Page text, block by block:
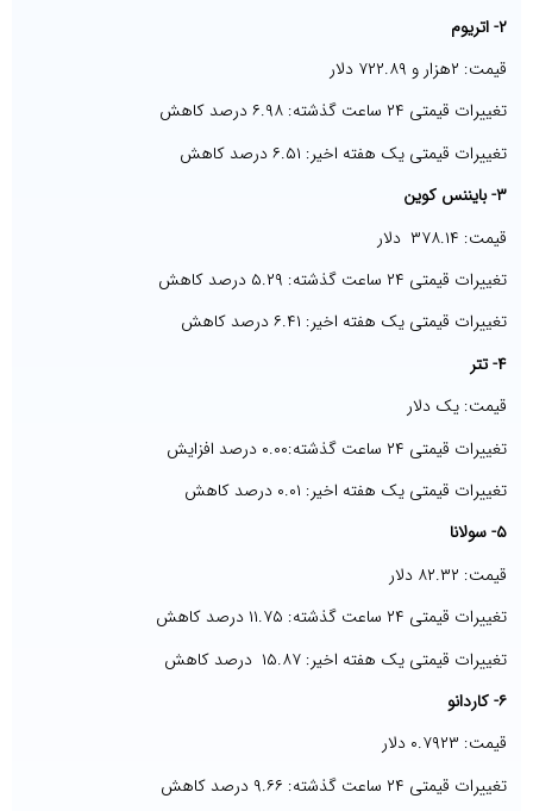
۲- اتریوم
قیمت: ۲هزار و ۷۲۲.۸۹ دلار
تغییرات قیمتی ۲۴ ساعت گذشته: ۶.۹۸ درصد کاهش
تغییرات قیمتی یک هفته اخیر: ۶.۵۱ درصد کاهش
۳- بایننس کوین
قیمت: ۳۷۸.۱۴ دلار
تغییرات قیمتی ۲۴ ساعت گذشته: ۵.۲۹ درصد کاهش
تغییرات قیمتی یک هفته اخیر: ۶.۴۱ درصد کاهش
۴- تتر
قیمت: یک دلار
تغییرات قیمتی ۲۴ ساعت گذشته:۰.۰۰ درصد افزایش
تغییرات قیمتی یک هفته اخیر: ۰.۰۱ درصد کاهش
۵- سولانا
قیمت: ۸۲.۳۲ دلار
تغییرات قیمتی ۲۴ ساعت گذشته: ۱۱.۷۵ درصد کاهش
تغییرات قیمتی یک هفته اخیر: ۱۵.۸۷ درصد کاهش
۶- کاردانو
قیمت: ۰.۷۹۲۳ دلار
تغییرات قیمتی ۲۴ ساعت گذشته: ۹.۶۶ درصد کاهش